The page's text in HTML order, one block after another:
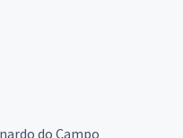
do Campo